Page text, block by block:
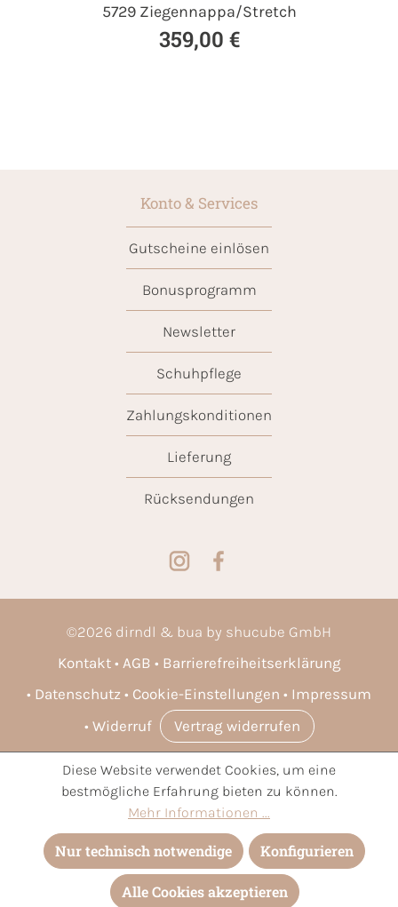
5729 Ziegennappa/Stretch
359,00 €
Konto & Services
Gutscheine einlösen
Bonusprogramm
Newsletter
Schuhpflege
Zahlungskonditionen
Lieferung
Rücksendungen
©2026 dirndl & bua by shucube GmbH
Kontakt
AGB
Barrierefreiheitserklärung
Datenschutz
Cookie-Einstellungen
Impressum
Widerruf
Vertrag widerrufen
* Alle Preise inkl. gesetzl. Mehrwertsteuer zzgl.Versandkosten
und ggf. Nachnahmegebühren, wenn nicht anders angegeben.
Diese Website verwendet Cookies, um eine
bestmögliche Erfahrung bieten zu können.
Mehr Informationen ...
Nur technisch notwendige Konfigurieren
Alle Cookies akzeptieren